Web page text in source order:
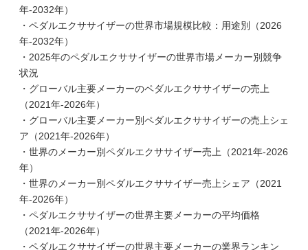
年-2032年）
・ペダルエクササイザーの世界市場規模比較：用途別（2026
年-2032年）
・2025年のペダルエクササイザーの世界市場メーカー別競争
状況
・グローバル主要メーカーのペダルエクササイザーの売上
（2021年-2026年）
・グローバル主要メーカー別ペダルエクササイザーの売上シェ
ア（2021年-2026年）
・世界のメーカー別ペダルエクササイザー売上（2021年-2026
年）
・世界のメーカー別ペダルエクササイザー売上シェア（2021
年-2026年）
・ペダルエクササイザーの世界主要メーカーの平均価格
（2021年-2026年）
・ペダルエクササイザーの世界主要メーカーの業界ランキン